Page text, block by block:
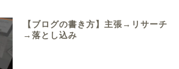
【ブログの書き方】主張→リサーチ
→落とし込み